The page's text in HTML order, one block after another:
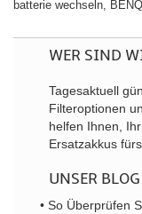
batterie wechseln,
WER SIND
Tagesaktuell
Filteroptionen
helfen Ihnen,
Ersatzakkus
UNSER BLOG
• So Überprüfen